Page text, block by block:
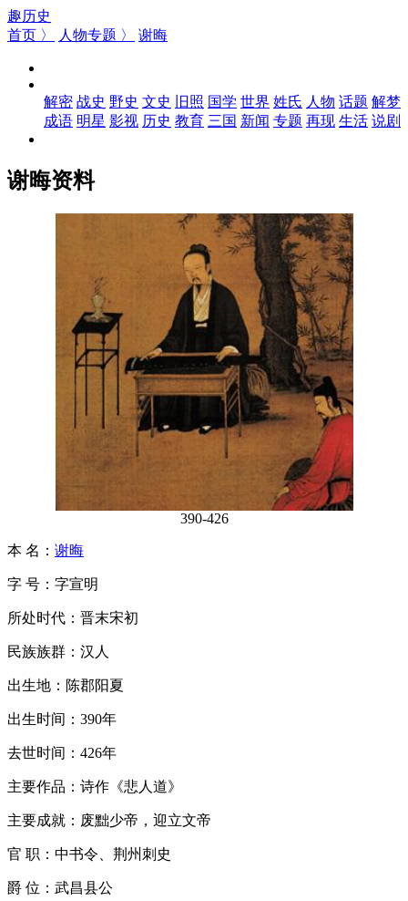
趣历史
首页 〉
人物专题 〉 谢晦
解密 战史 野史 文史 旧照 国学 世界 姓氏 人物 话题 解梦
成语 明星 影视 历史 教育 三国 新闻 专题 再现 生活 说剧
谢晦资料
390-426
本 名： 谢晦
字 号：字宣明
所处时代：晋末宋初
民族族群：汉人
出生地：陈郡阳夏
出生时间：390年
去世时间：426年
主要作品：诗作《悲人道》
主要成就：废黜少帝，迎立文帝
官 职：中书令、荆州刺史
爵 位：武昌县公